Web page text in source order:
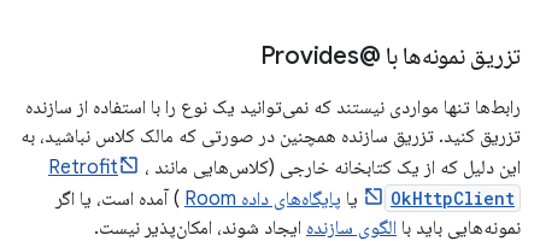
تزریق نمونه‌ها با @Provides
رابط‌ها تنها مواردی نیستند که نمی‌توانید یک نوع را با استفاده از سازنده
تزریق کنید. تزریق سازنده همچنین در صورتی که مالک کلاس نباشید، به
این دلیل که از یک کتابخانه خارجی (کلاس‌هایی مانند
Retrofit ،
OkHttpClient یا پایگاه‌های داده Room
) آمده است، یا اگر
نمونه‌هایی باید با الگوی سازنده ایجاد شوند، امکان‌پذیر نیست.